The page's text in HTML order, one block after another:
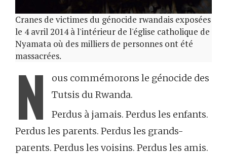
Cranes de victimes du génocide rwandais exposées
le 4 avril 2014 à l'intérieur de l'église catholique de
Nyamata où des milliers de personnes ont été
massacrées.
N
ous commémorons le génocide des
Tutsis du Rwanda.
Perdus à jamais. Perdus les enfants.
Perdus les parents. Perdus les grands-
parents. Perdus les voisins. Perdus les amis.